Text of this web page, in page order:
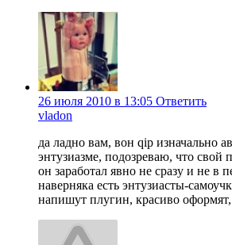
26 июля 2010 в 13:05 Ответить
vladon
да ладно вам, вон qip изначально
энтузиазме, подозреваю, что свой
он заработал явно не сразу и не в
наверняка есть энтузиасты-
напишут плугин, красиво